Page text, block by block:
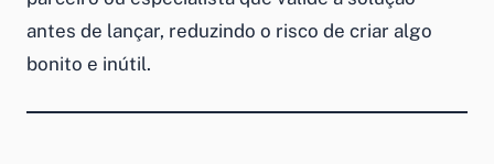
antes de lançar, reduzindo o risco de criar algo
bonito e inútil.